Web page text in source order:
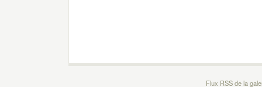
Flux RSS de la